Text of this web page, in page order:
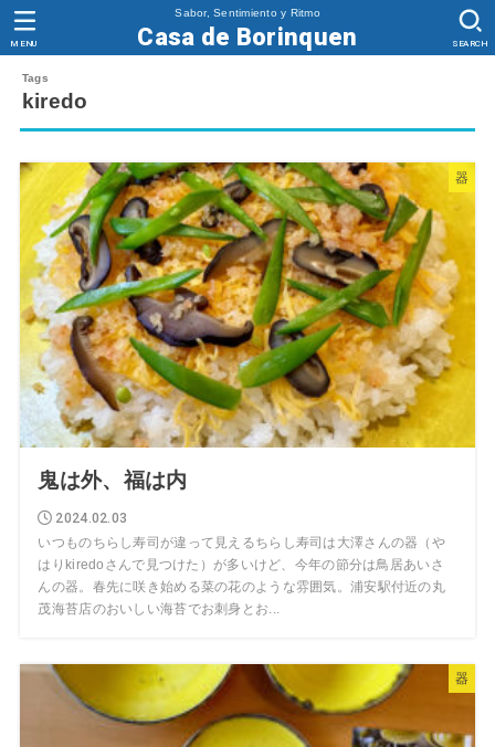
Sabor, Sentimiento y Ritmo
Casa de Borinquen SEARCH
MENU
kiredo
器
鬼は外、福は内
2024.02.03
いつものちらし寿司が違って見えるちらし寿司は大澤さんの器（や
はりkiredoさんで見つけた）が多いけど、今年の節分は鳥居あいさ
んの器。春先に咲き始める菜の花のような雰囲気。浦安駅付近の丸
茂海苔店のおいしい海苔でお刺身とお...
器